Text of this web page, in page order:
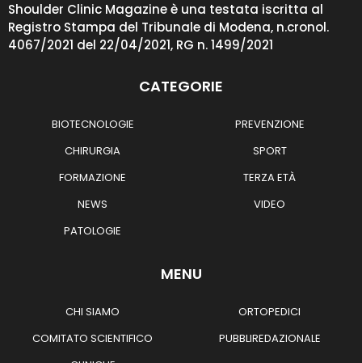
Shoulder Clinic Magazine è una testata iscritta al
Registro Stampa del Tribunale di Modena, n.cronol.
4067/2021 del 22/04/2021, RG n. 1499/2021
CATEGORIE
BIOTECNOLOGIE
CHIRURGIA
FORMAZIONE
NEWS
PATOLOGIE
PREVENZIONE
SPORT
TERZA ETÀ
VIDEO
MENU
CHI SIAMO
COMITATO SCIENTIFICO
ORTOPEDICI
PUBBLIREDAZIONALE